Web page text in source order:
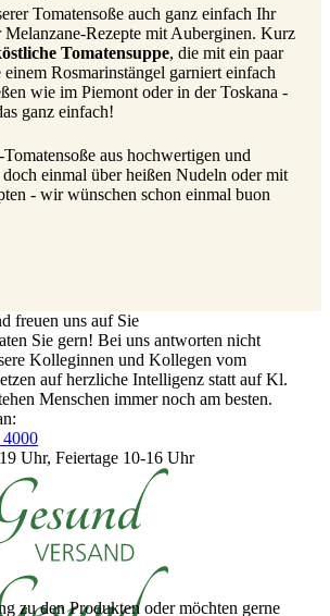
Tomatensoße auch ganz einfach Ihr
Melanzane-Rezepte mit Auberginen. Kurz
Tomatensuppe, die mit ein paar
Rosmarinstängel garniert einfach
wie im Piemont oder in der Toskana -
ganz einfach!
aus hochwertigen und
einmal über heißen Nudeln oder mit
- wir wünschen schon einmal buon
freuen uns auf Sie
Sie gern! Bei uns antworten nicht
Kolleginnen und Kollegen vom
auf herzliche Intelligenz statt auf Kl.
Menschen immer noch am besten.
Uhr, Feiertage 10-16 Uhr
zu den Produkten oder möchten gerne